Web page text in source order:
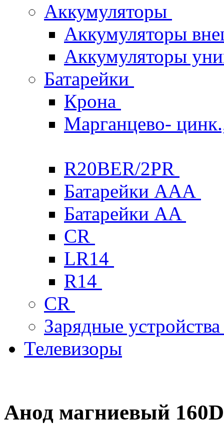
Аккумуляторы
Аккумуляторы
Аккумуляторы
Батарейки
Крона
Марганцево-
R20BER/2PR
Батарейки ААА
Батарейки AA
CR
LR14
R14
CR
Зарядные
Телевизоры
Анод магниевый